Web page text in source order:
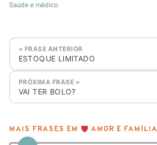
Saúde e médico
« FRASE ANTERIOR
ESTOQUE LIMITADO
PRÓXIMA FRASE »
VAI TER BOLO?
MAIS FRASES EM AMOR E FAMÍLIA